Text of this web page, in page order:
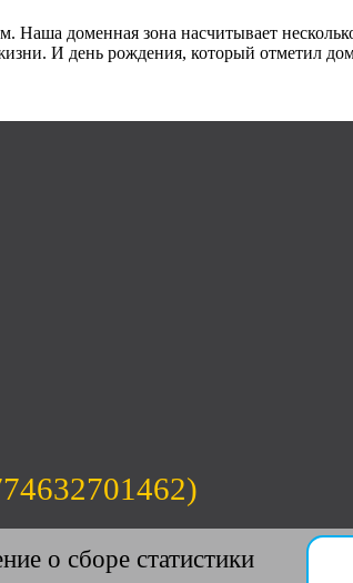
Наша доменная зона насчитывает
И день рождения, который отметил
о сборе статистики